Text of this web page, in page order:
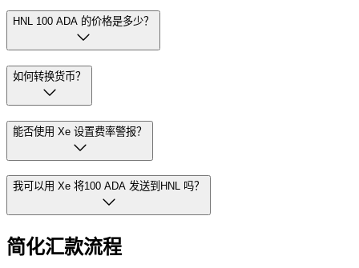
HNL 100 ADA 的价格是多少？
如何转换货币？
能否使用 Xe 设置费率警报？
我可以用 Xe 将100 ADA 发送到HNL 吗？
简化汇款流程